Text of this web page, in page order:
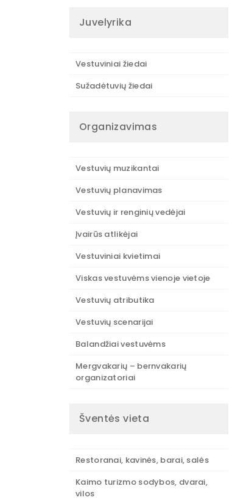
Juvelyrika
Vestuviniai žiedai
Sužadėtuvių žiedai
Organizavimas
Vestuvių muzikantai
Vestuvių planavimas
Vestuvių ir renginių vedėjai
Įvairūs atlikėjai
Vestuviniai kvietimai
Viskas vestuvėms vienoje vietoje
Vestuvių atributika
Vestuvių scenarijai
Balandžiai vestuvėms
Mergvakarių – bernvakarių
organizatoriai
Šventės vieta
Restoranai, kavinės, barai, salės
Kaimo turizmo sodybos, dvarai,
vilos